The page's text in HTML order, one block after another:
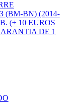
(BM-BN) (2014-
(+ 10 EUROS
DE 1